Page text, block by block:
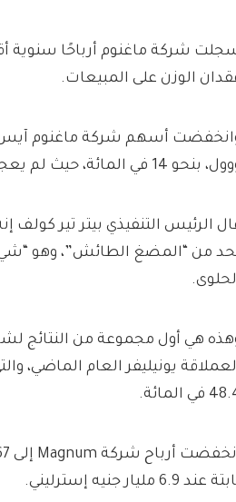
شركة ماغنوم أرباحًا سنوية
الوزن على المبيعات.
أسهم شركة ماغنوم آيس
14 في المائة، حيث لم يعجب المستثمرون بتوقعات نمو مبيعاتها.
من “المضغ الطائش”، وهو “شيء
هي أول مجموعة من النتائج
يونيليفر العام الماضي،
في المائة.
عند 6.9 مليار جنيه إسترليني.